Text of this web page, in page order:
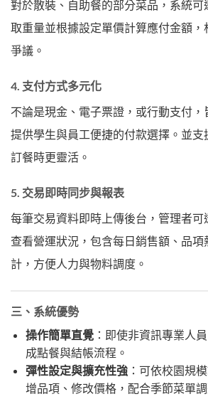
對於散裝、自助餐的部分菜品，系統可
取重量並根據設定單價計算應付金額，
爭議。
4. 支付方式多元化
不論是現金、電子票證，或行動支付，
提供學生與員工便捷的付款選擇。並支
訂餐時更靈活。
5. 交易即時同步與報表
每筆交易資料即時上傳後台，管理者可
查看營運狀況，包含每日銷售額、品
計，方便人力與物料調度。
三、系統優勢
操作簡單直覺：即使非資訊專業人
成點餐與結帳流程。
彈性設定與擴充性強：可依校園規
增品項、修改價格，配合季節菜單調